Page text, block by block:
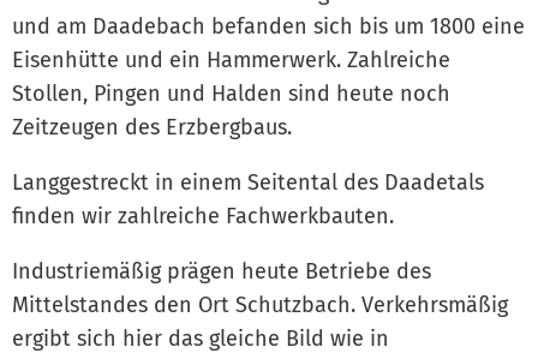
und am Daadebach befanden sich bis um 1800 eine
Eisenhütte und ein Hammerwerk. Zahlreiche
Stollen, Pingen und Halden sind heute noch
Zeitzeugen des Erzbergbaus.
Langgestreckt in einem Seitental des Daadetals
finden wir zahlreiche Fachwerkbauten.
Industriemäßig prägen heute Betriebe des
Mittelstandes den Ort Schutzbach. Verkehrsmäßig
ergibt sich hier das gleiche Bild wie in